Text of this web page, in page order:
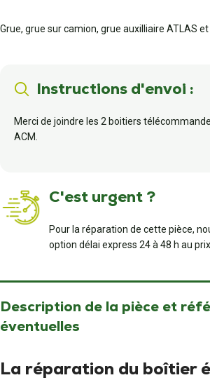
Grue, grue sur camion, grue auxilliaire ATLAS et
Instructions d'envoi :
Merci de joindre les 2 boitiers
ACM.
C'est urgent ?
Pour la réparation de cette pièce,
option délai express 24 à 48 h au
Description de la pièce et
éventuelles
La réparation du boîtier